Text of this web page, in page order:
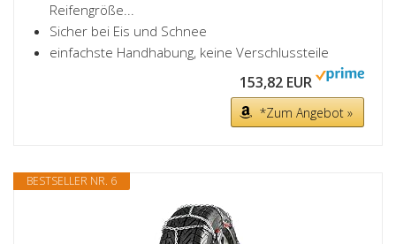
Reifengröße...
Sicher bei Eis und Schnee
einfachste Handhabung, keine Verschlussteile
153,82 EUR
*Zum Angebot »
BESTSELLER NR. 6